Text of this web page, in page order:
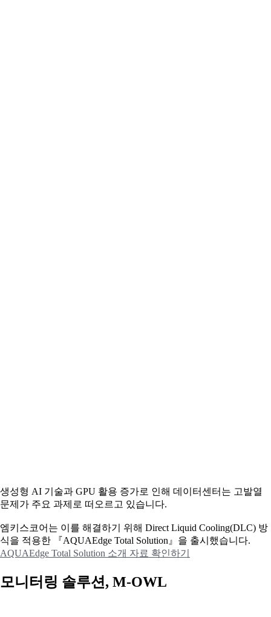
생성형 AI 기술과 GPU 활용 증가로 인해 데이터센터는 고발열
문제가 주요 과제로 떠오르고 있습니다.
엠키스코어는 이를 해결하기 위해 Direct Liquid Cooling(DLC) 방
식을 적용한 『AQUAEdge Total Solution』을 출시했습니다.
AQUAEdge Total Solution 소개 자료 확인하기
모니터링 솔루션, M-OWL